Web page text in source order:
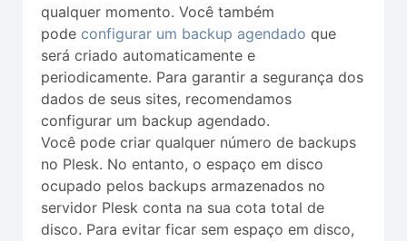
qualquer momento. Você também
pode configurar um backup agendado que
será criado automaticamente e
periodicamente. Para garantir a segurança dos
dados de seus sites, recomendamos
configurar um backup agendado.
Você pode criar qualquer número de backups
no Plesk. No entanto, o espaço em disco
ocupado pelos backups armazenados no
servidor Plesk conta na sua cota total de
disco. Para evitar ficar sem espaço em disco,